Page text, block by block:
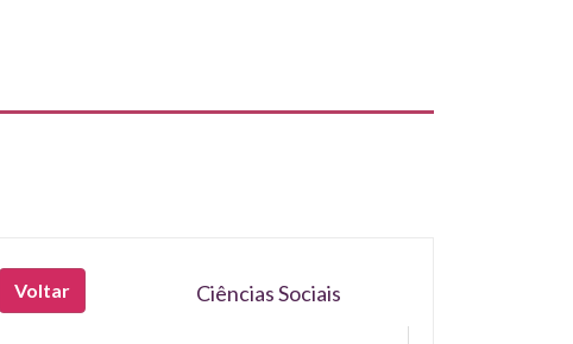
Voltar Ciências Sociais